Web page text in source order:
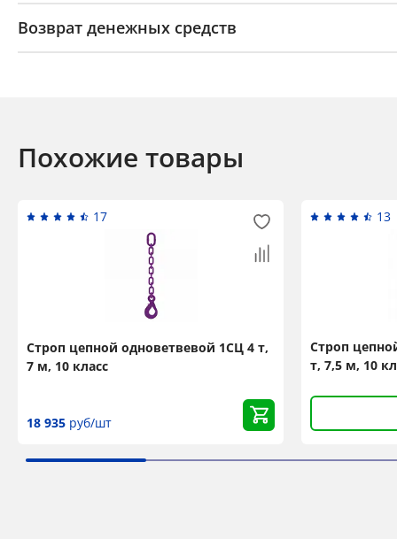
Возврат денежных средств
Похожие товары
17
Строп цепной одноветвевой 1СЦ 4 т,
7 м, 10 класс
18 935 руб/шт
13
Строп
т, 7,5 м, 10